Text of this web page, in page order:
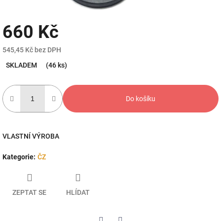
660 Kč
545,45 Kč bez DPH
cena:
SKLADEM (46 ks)
Do košíku
VLASTNÍ VÝROBA
Kategorie: ČZ
ZEPTAT SE HLÍDAT